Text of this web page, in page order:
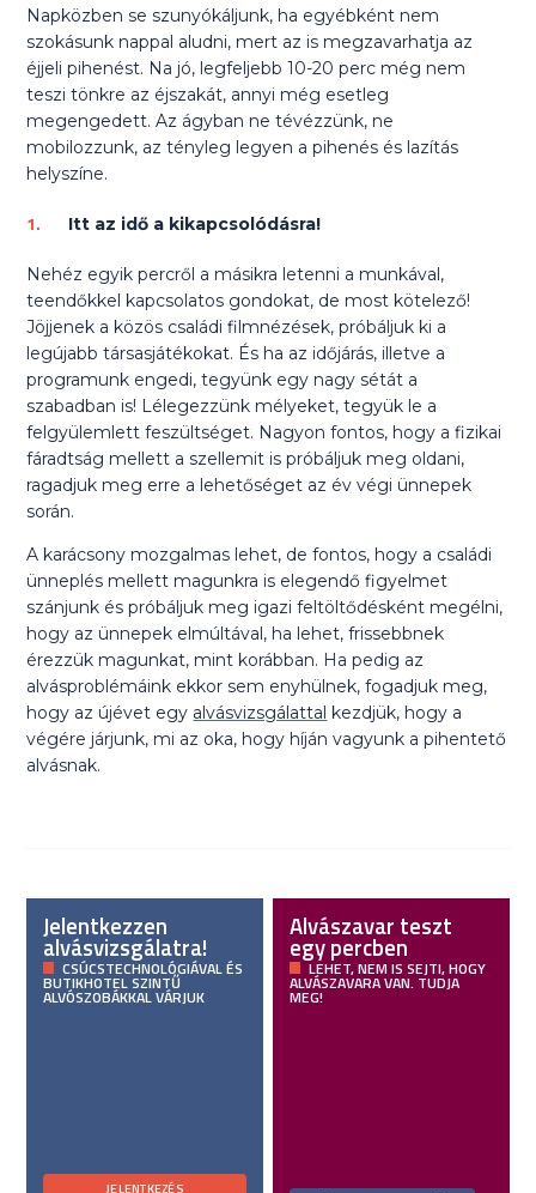
Napközben se szunyókáljunk, ha egyébként nem
szokásunk nappal aludni, mert az is megzavarhatja az
éjjeli pihenést. Na jó, legfeljebb 10-20 perc még nem
teszi tönkre az éjszakát, annyi még esetleg
megengedett. Az ágyban ne tévézzünk, ne
mobilozzunk, az tényleg legyen a pihenés és lazítás
helyszíne.
Itt az idő a kikapcsolódásra!
Nehéz egyik percről a másikra letenni a munkával,
teendőkkel kapcsolatos gondokat, de most kötelező!
Jöjjenek a közös családi filmnézések, próbáljuk ki a
legújabb társasjátékokat. És ha az időjárás, illetve a
programunk engedi, tegyünk egy nagy sétát a
szabadban is! Lélegezzünk mélyeket, tegyük le a
felgyülemlett feszültséget. Nagyon fontos, hogy a fizikai
fáradtság mellett a szellemit is próbáljuk meg oldani,
ragadjuk meg erre a lehetőséget az év végi ünnepek
során.
A karácsony mozgalmas lehet, de fontos, hogy a családi
ünneplés mellett magunkra is elegendő figyelmet
szánjunk és próbáljuk meg igazi feltöltődésként megélni,
hogy az ünnepek elmúltával, ha lehet, frissebbnek
érezzük magunkat, mint korábban. Ha pedig az
alvásproblémáink ekkor sem enyhülnek, fogadjuk meg,
hogy az újévet egy alvásvizsgálattal kezdjük, hogy a
végére járjunk, mi az oka, hogy híján vagyunk a pihentető
alvásnak.
Jelentkezzen
alvásvizsgálatra!
CSÚCSTECHNOLÓGIÁVAL ÉS
BUTIKHOTEL SZINTŰ
ALVÓSZOBÁKKAL VÁRJUK
JELENTKEZÉS
Alvászavar teszt
egy percben
LEHET, NEM IS SEJTI, HOGY
ALVÁSZAVARA VAN. TUDJA
MEG!